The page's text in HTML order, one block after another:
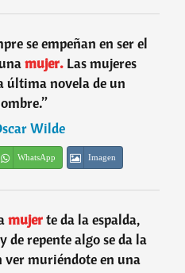
se empeñan en ser el
mujer. Las mujeres
última novela de un
”
Wilde
WhatsApp Imagen
mujerte da la espalda,
de repente algo se da la
ver muriéndote en una